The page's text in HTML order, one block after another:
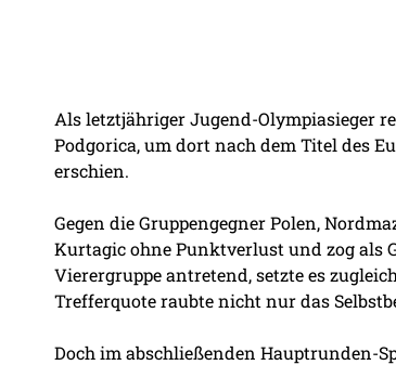
Als letztjähriger Jugend-Olympiasieger
Podgorica, um dort nach dem Titel des
erschien.
Gegen die Gruppengegner Polen,
Kurtagic ohne Punktverlust und zog als
Vierergruppe antretend, setzte es
Trefferquote raubte nicht nur das
Doch im abschließenden Hauptrunden-